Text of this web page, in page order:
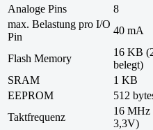
Analoge Pins
8
max. Belastung pro I/O
Pin
40 mA
Flash Memory
16 KB
belegt)
SRAM
1 KB
EEPROM
512
Taktfrequenz
16 MHz
3,3V)